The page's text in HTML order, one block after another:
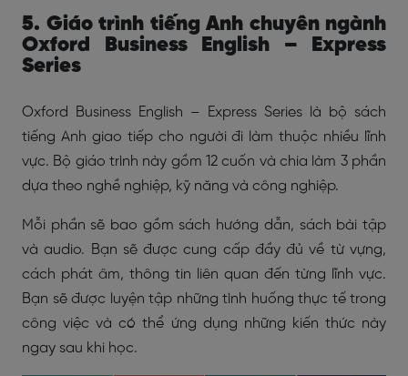
5. Giáo trình tiếng Anh chuyên ngành
Oxford Business English – Express
Series
Oxford Business English – Express Series là bộ sách
tiếng Anh giao tiếp cho người đi làm thuộc nhiều lĩnh
vực. Bộ giáo trình này gồm 12 cuốn và chia làm 3 phần
dựa theo nghề nghiệp, kỹ năng và công nghiệp.
Mỗi phần sẽ bao gồm sách hướng dẫn, sách bài tập
và audio. Bạn sẽ được cung cấp đầy đủ về từ vựng,
cách phát âm, thông tin liên quan đến từng lĩnh vực.
Bạn sẽ được luyện tập những tình huống thực tế trong
công việc và có thể ứng dụng những kiến thức này
ngay sau khi học.